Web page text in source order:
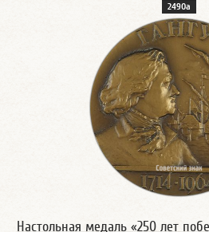
2490а
Настольная медаль «250 лет